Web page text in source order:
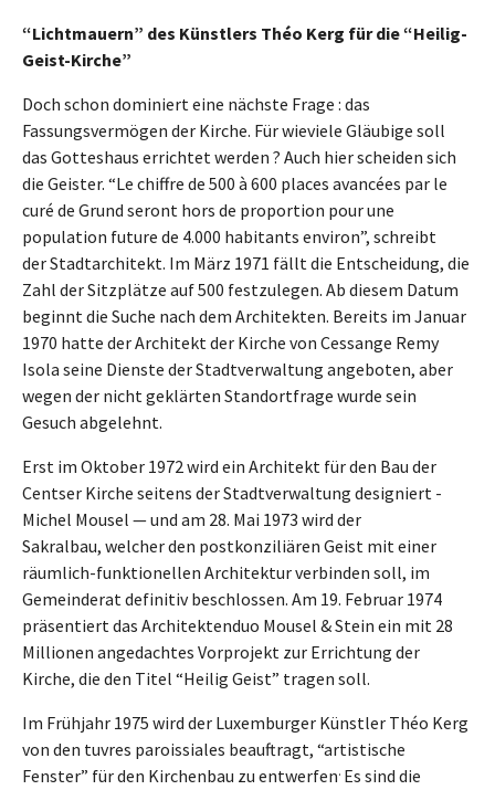
“Lichtmauern” des Künstlers Théo Kerg für die “Heilig-
Geist-Kirche”
Doch schon dominiert eine nächste Frage : das
Fassungsvermögen der Kirche. Für wieviele Gläubige soll
das Gotteshaus errichtet werden ? Auch hier scheiden sich
die Geister. “Le chiffre de 500 à 600 places avancées par le
curé de Grund seront hors de proportion pour une
population future de 4.000 habitants environ”, schreibt
der Stadtarchitekt. Im März 1971 fällt die Entscheidung, die
Zahl der Sitzplätze auf 500 festzulegen. Ab diesem Datum
beginnt die Suche nach dem Architekten. Bereits im Januar
1970 hatte der Architekt der Kirche von Cessange Remy
Isola seine Dienste der Stadtverwaltung angeboten, aber
wegen der nicht geklärten Standortfrage wurde sein
Gesuch abgelehnt.
Erst im Oktober 1972 wird ein Architekt für den Bau der
Centser Kirche seitens der Stadtverwaltung designiert -
Michel Mousel — und am 28. Mai 1973 wird der
Sakralbau, welcher den postkonziliären Geist mit einer
räumlich-funktionellen Architektur verbinden soll, im
Gemeinderat definitiv beschlossen. Am 19. Februar 1974
präsentiert das Architektenduo Mousel & Stein ein mit 28
Millionen angedachtes Vorprojekt zur Errichtung der
Kirche, die den Titel “Heilig Geist” tragen soll.
Im Frühjahr 1975 wird der Luxemburger Künstler Théo Kerg
von den tuvres paroissiales beauftragt, “artistische
Fenster” für den Kirchenbau zu entwerfen. Es sind die